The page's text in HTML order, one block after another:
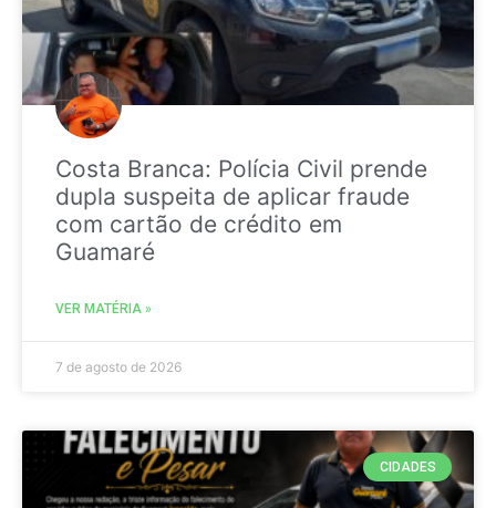
Costa Branca: Polícia Civil prende
dupla suspeita de aplicar fraude
com cartão de crédito em
Guamaré
VER MATÉRIA »
7 de agosto de 2026
CIDADES